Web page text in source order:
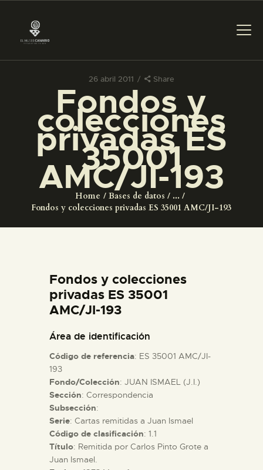
26 abril 2011 Share
Fondos y
colecciones
privadas ES
35001
AMC/JI-193
Home Bases de datos
...
Fondos y colecciones privadas ES 35001 AMC/JI-193
PREPARAR LA VISITA
ACTIVIDADES
█
EL MUSEO
DIDÁCTICA
ESPAÑOL
ACTIVIDADES
█
EL MUSEO
Fondos y colecciones
privadas ES 35001
AMC/JI-193
Área de identificación
Código de referencia: ES 35001 AMC/JI-
193
Fondo/Colección: JUAN ISMAEL (J.I.)
Sección: Correspondencia
Subsección:
Serie: Cartas remitidas a Juan Ismael
Código de clasificación: 1.1
Título: Remitida por Carlos Pinto Grote a
Juan Ismael.